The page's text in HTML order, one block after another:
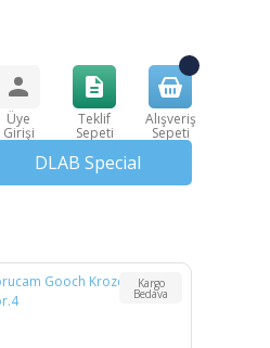
Üye
Girişi
Teklif
Sepeti
Alışveriş
Sepeti
DLAB Special
Kargo
Bedava